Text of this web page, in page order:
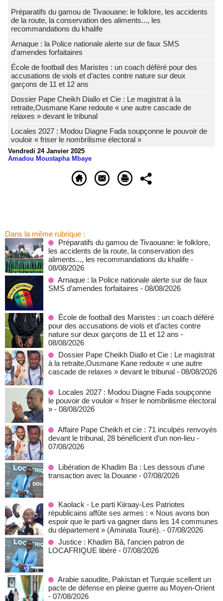
Préparatifs du gamou de Tivaouane: le folklore, les accidents
de la route, la conservation des aliments..., les
recommandations du khalife
Arnaque : la Police nationale alerte sur de faux SMS
d’amendes forfaitaires
École de football des Maristes : un coach déféré pour des
accusations de viols et d’actes contre nature sur deux
garçons de 11 et 12 ans
Dossier Pape Cheikh Diallo et Cie : Le magistrat à la
retraite,Ousmane Kane redoute « une autre cascade de
relaxes » devant le tribunal
Locales 2027 : Modou Diagne Fada soupçonne le pouvoir de
vouloir « friser le nombrilisme électoral »
Vendredi 24 Janvier 2025
Amadou Moustapha Mbaye
Dans la même rubrique :
Préparatifs du gamou de Tivaouane: le folklore,
les accidents de la route, la conservation des
aliments..., les recommandations du khalife -
08/08/2026
Arnaque : la Police nationale alerte sur de faux
SMS d’amendes forfaitaires - 08/08/2026
École de football des Maristes : un coach déféré
pour des accusations de viols et d’actes contre
nature sur deux garçons de 11 et 12 ans -
08/08/2026
Dossier Pape Cheikh Diallo et Cie : Le magistrat
à la retraite,Ousmane Kane redoute « une autre
cascade de relaxes » devant le tribunal - 08/08/2026
Locales 2027 : Modou Diagne Fada soupçonne
le pouvoir de vouloir « friser le nombrilisme électoral
» - 08/08/2026
Affaire Pape Cheikh et cie : 71 inculpés renvoyés
devant le tribunal, 28 bénéficient d’un non-lieu -
07/08/2026
Libération de Khadim Ba : Les dessous d’une
transaction avec la Douane - 07/08/2026
Kaolack - Le parti Kiiraay-Les Patriotes
républicains affûte ses armes : « Nous avons bon
espoir que le parti va gagner dans les 14 communes
du département » (Aminata Touré). - 07/08/2026
Justice : Khadim Bâ, l'ancien patron de
LOCAFRIQUE libéré - 07/08/2026
Arabie saoudite, Pakistan et Turquie scellent un
pacte de défense en pleine guerre au Moyen-Orient
- 07/08/2026